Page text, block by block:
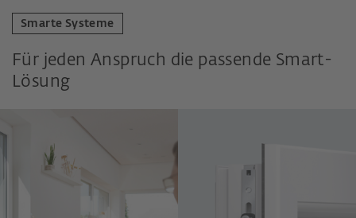
Smarte Systeme
Für jeden Anspruch die passende Smart-
Lösung